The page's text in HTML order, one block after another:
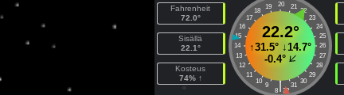
Fahrenheit
72.0°
Sisällä
22.1°
Kosteus
74% ↑
20
19 21
18
22
17
23
16
24
15
25
14
26
13
27
12
28
11
29
10
30
9 31
|
8 32
22.2°
↑31.5° ↓14.7°
-0.4°